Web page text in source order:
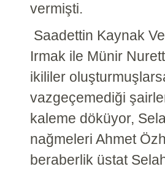
vermişti.
Saadettin Kaynak
Irmak ile Münir
ikililer
vazgeçemediği
kaleme döküyor,
nağmeleri Ahmet
beraberlik üstat